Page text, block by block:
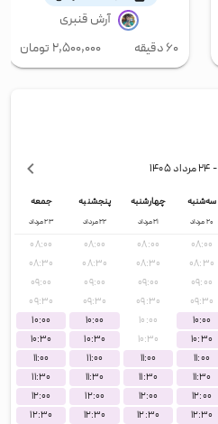
آرش قنبری
۶۰ دقیقه
۲,۵۰۰,۰۰۰ تومان
- ۲۴ مرداد ۱۴۰۵
سه‌شنبه
۲۰مرداد
۰۸:۰۰
۰۸:۳۰
۰۹:۰۰
۰۹:۳۰
۱۰:۰۰
۱۰:۳۰
۱۱:۰۰
۱۱:۳۰
۱۲:۰۰
۱۲:۳۰
چهارشنبه
۲۱مرداد
۰۸:۰۰
۰۸:۳۰
۰۹:۰۰
۰۹:۳۰
۱۰:۰۰
۱۰:۳۰
۱۱:۰۰
۱۱:۳۰
۱۲:۰۰
۱۲:۳۰
پنجشنبه
۲۲مرداد
۰۸:۰۰
۰۸:۳۰
۰۹:۰۰
۰۹:۳۰
۱۰:۰۰
۱۰:۳۰
۱۱:۰۰
۱۱:۳۰
۱۲:۰۰
۱۲:۳۰
جمعه
۲۳مرداد
۰۸:۰۰
۰۸:۳۰
۰۹:۰۰
۰۹:۳۰
۱۰:۰۰
۱۰:۳۰
۱۱:۰۰
۱۱:۳۰
۱۲:۰۰
۱۲:۳۰